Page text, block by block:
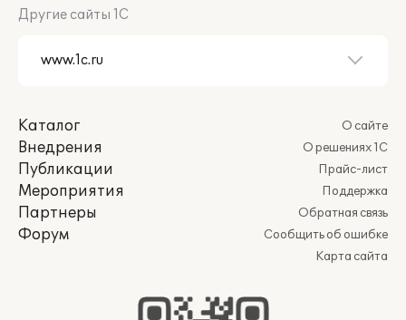
Другие сайты 1С
Каталог
Внедрения
Публикации
Мероприятия
Партнеры
Форум
О сайте
О решениях 1С
Прайс-лист
Поддержка
Обратная связь
Сообщить об ошибке
Карта сайта